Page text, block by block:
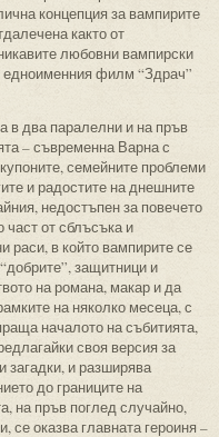
концепция за вампирите
както от
любовни вампирски
едноименния филм “Здрач”
в два паралелни и на пръв
– съвременна Варна с
семейните проблеми
и радостите на днешните
недостъпен за повечето
част от сблъсъка и
раси, в който вампирите се
защитници и
на романа, макар и да
на няколко месеца, с
началото на събитията,
своя версия за
загадки, и разширява
до границите на
на пръв поглед случайно,
се оказва главната героиня –